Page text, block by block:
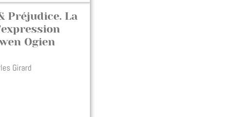
Préjudice. La
Ogien
Girard